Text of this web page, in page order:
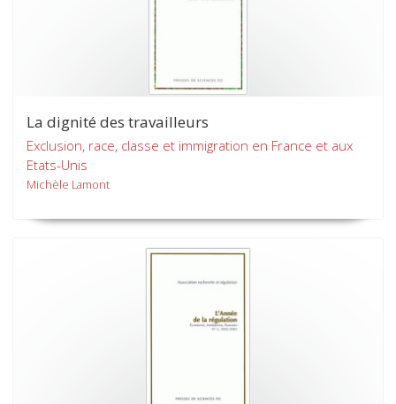
La dignité des travailleurs
Exclusion, race, classe et immigration en France et aux
Etats-Unis
Michèle Lamont